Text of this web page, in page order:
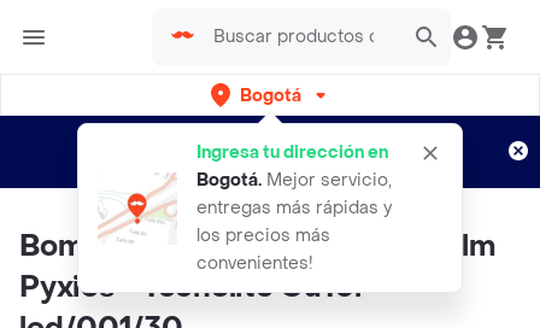
Bogotá
Ingresa tu dirección en
Bogotá. Mejor servicio,
entregas más rápidas y
los precios más
convenientes!
envíos gratis por semanas
Aplican TyC
Bombillo Led Gu10 6w 30k 550lm
Pyxies - Tecnolite Gu10l-